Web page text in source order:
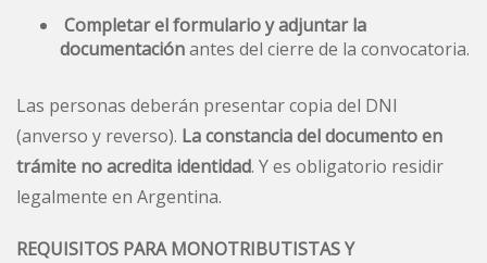
Completar el formulario y adjuntar la
documentaciónantes del cierre de la convocatoria.
Las personas deberán presentar copia del DNI
(anverso y reverso). La constancia del documento en
trámite no acredita identidad. Y es obligatorio residir
legalmente en Argentina.
REQUISITOS PARA MONOTRIBUTISTAS Y